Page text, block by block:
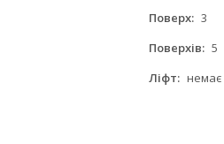
Поверх: 3
Поверхів: 5
Ліфт: немає